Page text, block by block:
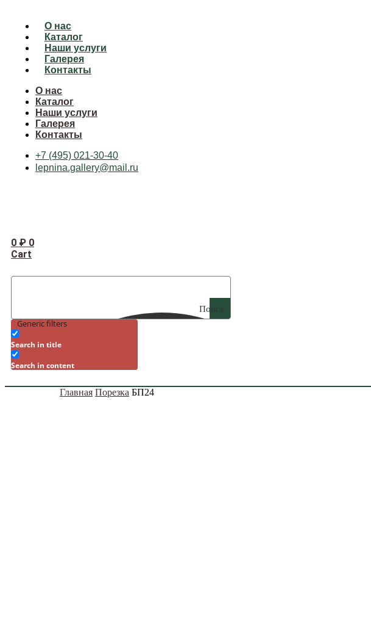
О нас
Каталог
Наши услуги
Галерея
Контакты
О нас
Каталог
Наши услуги
Галерея
Контакты
+7 (495) 021-30-40
lepnina.gallery@mail.ru
0 ₽ 0
Cart
Поиск
Generic filters
Search in title
Search in content
Главная Порезка БП24